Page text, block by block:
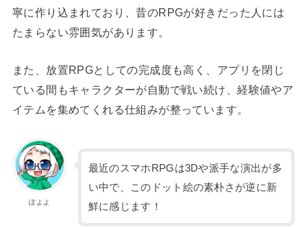
寧に作り込まれており、昔のRPGが好きだった人には
たまらない雰囲気があります。
また、放置RPGとしての完成度も高く、アプリを閉じ
ている間もキャラクターが自動で戦い続け、経験値やア
イテムを集めてくれる仕組みが整っています。
ぽよよ
最近のスマホRPGは3Dや派手な演出が多
い中で、このドット絵の素朴さが逆に新
鮮に感じます！